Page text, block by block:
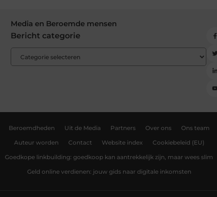
Media en Beroemde mensen
Bericht categorie
Beroemdheden Uit de Media Partners Over ons Ons team
Auteur worden Contact Website index Cookiebeleid (EU)
Goedkope linkbuilding: goedkoop kan aantrekkelijk zijn, maar wees slim
Geld online verdienen: jouw gids naar digitale inkomsten